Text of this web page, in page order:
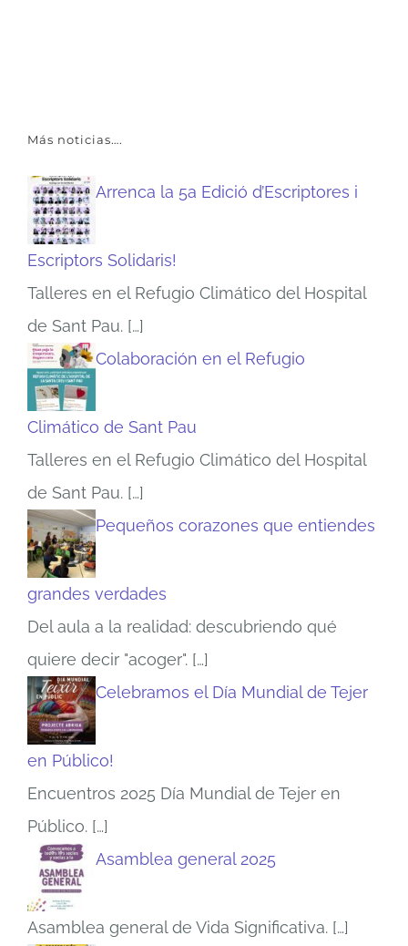
Más noticias….
Arrenca la 5a Edició d’Escriptores i
Escriptors Solidaris!
Talleres en el Refugio Climático del Hospital
de Sant Pau. […]
Colaboración en el Refugio
Climático de Sant Pau
Talleres en el Refugio Climático del Hospital
de Sant Pau. […]
Pequeños corazones que entiendes
grandes verdades
Del aula a la realidad: descubriendo qué
quiere decir "acoger". […]
Celebramos el Día Mundial de Tejer
en Público!
Encuentros 2025 Día Mundial de Tejer en
Público. […]
Asamblea general 2025
Asamblea general de Vida Significativa. […]